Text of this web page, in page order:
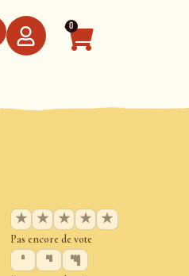
0
★ ★ ★ ★ ★
Pas encore de vote